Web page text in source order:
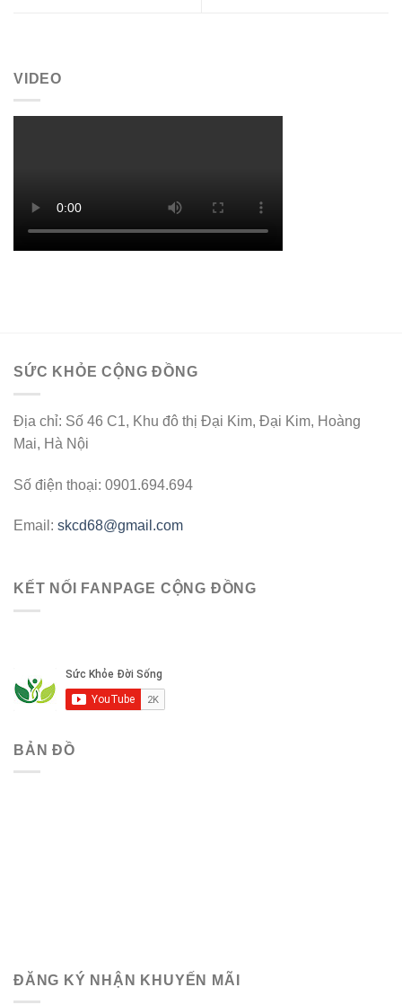
VIDEO
SỨC KHỎE CỘNG ĐỒNG
Địa chỉ: Số 46 C1, Khu đô thị Đại Kim, Đại Kim, Hoàng
Mai, Hà Nội
Số điện thoại: 0901.694.694
Email: skcd68@gmail.com
KẾT NỐI FANPAGE CỘNG ĐỒNG
BẢN ĐỒ
ĐĂNG KÝ NHẬN KHUYẾN MÃI